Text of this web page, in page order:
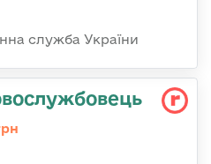
служба України